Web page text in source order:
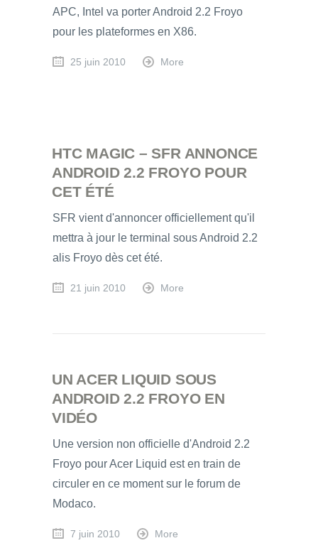
APC, Intel va porter Android 2.2 Froyo
pour les plateformes en X86.
25 juin 2010 More
HTC MAGIC – SFR ANNONCE
ANDROID 2.2 FROYO POUR
CET ÉTÉ
SFR vient d'annoncer officiellement qu'il
mettra à jour le terminal sous Android 2.2
alis Froyo dès cet été.
21 juin 2010 More
UN ACER LIQUID SOUS
ANDROID 2.2 FROYO EN
VIDÉO
Une version non officielle d'Android 2.2
Froyo pour Acer Liquid est en train de
circuler en ce moment sur le forum de
Modaco.
7 juin 2010 More